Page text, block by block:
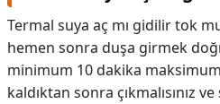
Termal suya aç mı gidilir tok
hemen sonra duşa girmek
minimum 10 dakika
kaldıktan sonra çıkmalısınız